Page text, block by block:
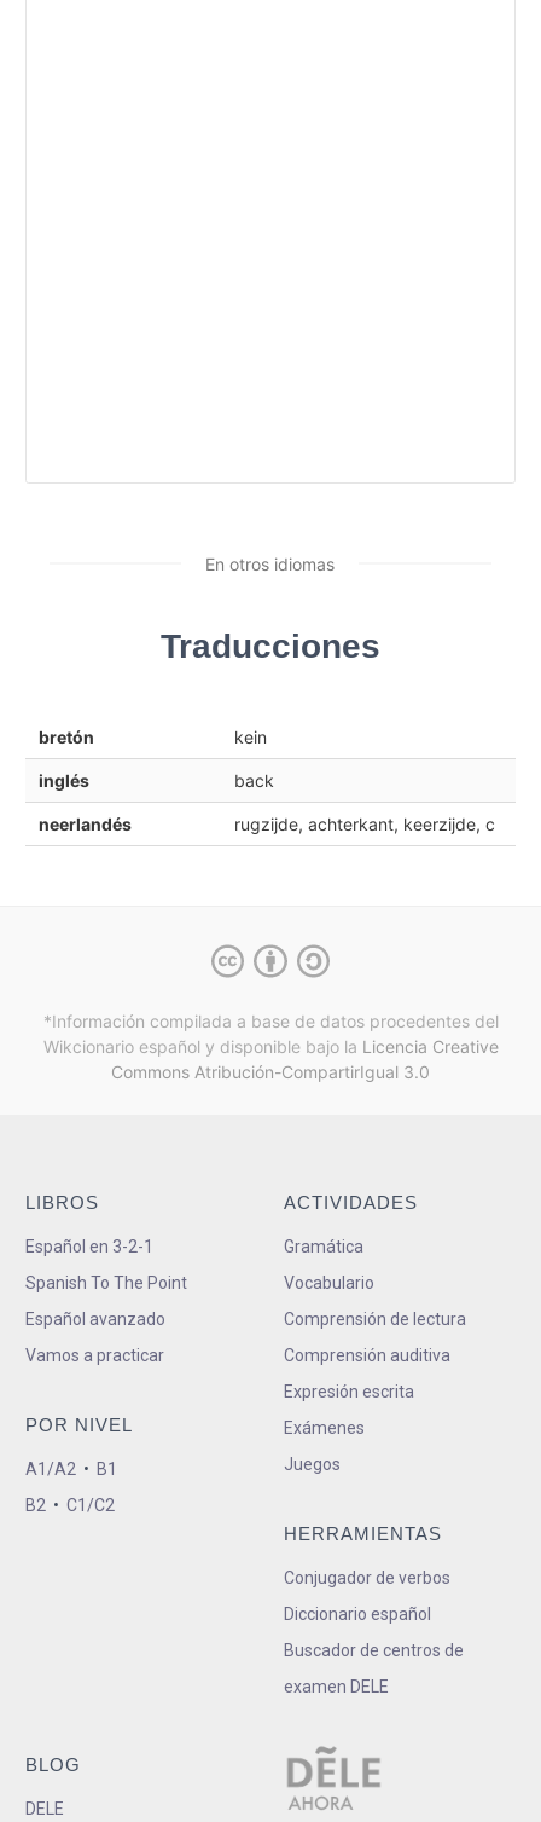
En otros idiomas
Traducciones
bretón kein
inglés back
neerlandés rugzijde, achterkant, keerzijde, c
*Información compilada a base de datos procedentes del
Wikcionario español y disponible bajo la Licencia Creative
Commons Atribución-CompartirIgual 3.0
LIBROS
Español en 3-2-1
Spanish To The Point
Español avanzado
Vamos a practicar
POR NIVEL
A1/A2 • B1
B2 • C1/C2
ACTIVIDADES
Gramática
Vocabulario
Comprensión de lectura
Comprensión auditiva
Expresión escrita
Exámenes
Juegos
HERRAMIENTAS
Conjugador de verbos
Diccionario español
Buscador de centros de
examen DELE
BLOG
DELE